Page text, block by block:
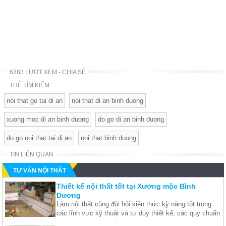
6383 LƯỢT XEM - CHIA SẺ
THẺ TÌM KIẾM
noi that go tai di an noi that di an binh duong
xuong moc di an binh duong do go di an binh duong
do go noi that tai di an noi that binh duong
TIN LIÊN QUAN
TƯ VẤN NỘI THẤT
Thiết kế nội thất tốt tại Xưởng mộc Bình
Dương
Làm nội thất cũng đòi hỏi kiến thức kỹ năng tốt trong
các lĩnh vực kỹ thuật và tư duy thiết kế, các quy chuẩn